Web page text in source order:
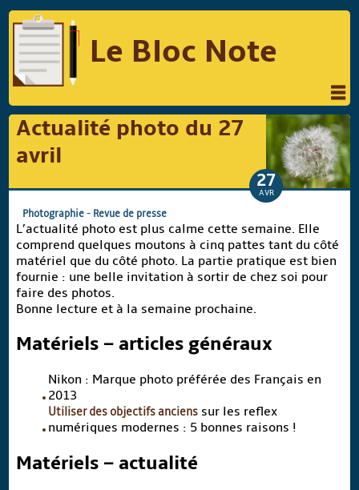
Le Bloc Note
INFORMATIQUE
MUSIQUE
PODCAST
REVUES DE PRESSE
COMPARATIF DES HYBRIDES
COMPARATIF DES APPAREILS REFLEX
Suivre Le Bloc Note
Actualité photo du 27
avril
27
AVR
Photographie- Revue de presse
L’actualité photo est plus calme cette semaine. Elle
comprend quelques moutons à cinq pattes tant du côté
matériel que du côté photo. La partie pratique est bien
fournie : une belle invitation à sortir de chez soi pour
faire des photos.
Bonne lecture et à la semaine prochaine.
Matériels – articles généraux
Nikon : Marque photo préférée des Français en
2013
Utiliser des objectifs ancienssur les reflex
numériques modernes : 5 bonnes raisons !
Matériels – actualité